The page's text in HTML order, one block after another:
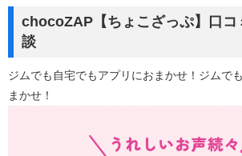
chocoZAP【ちょこざっぷ】口コ
談
ジムでも自宅でもアプリにおまかせ！ジムで
まかせ！